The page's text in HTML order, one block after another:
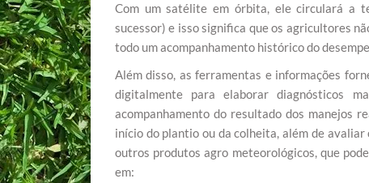
Com um satélite em órbita, ele circulará a
sucessor) e isso significa que os agricultores
todo um acompanhamento histórico do
Além disso, as ferramentas e informações
digitalmente para elaborar diagnósticos
acompanhamento do resultado dos manejos
início do plantio ou da colheita, além de avaliar
outros produtos agro meteorológicos, que
em: